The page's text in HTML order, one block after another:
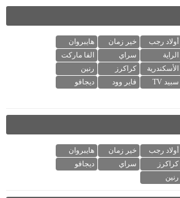
أولاد رجب خير زمان
هايبروان
الراية سراي
الفا ماركت
الأسكندرية كراكرز
رنين
سبيد TV فاير وود
ديجافو
أولاد رجب خير زمان
هايبروان
كراكرز سراي
ديجافو
رنين